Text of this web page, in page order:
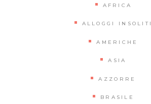
AFRICA
ALLOGGI INSOLITI
AMERICHE
ASIA
AZZORRE
BRASILE